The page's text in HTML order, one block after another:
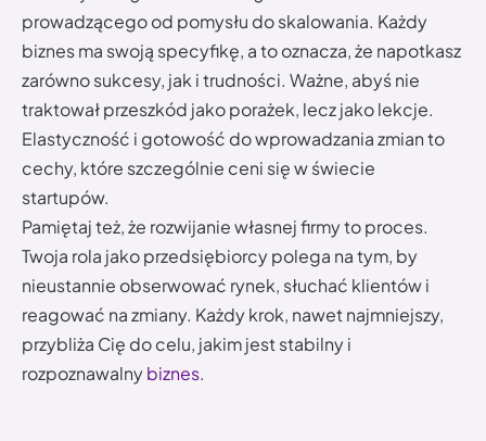
prowadzącego od pomysłu do skalowania. Każdy
biznes ma swoją specyfikę, a to oznacza, że napotkasz
zarówno sukcesy, jak i trudności. Ważne, abyś nie
traktował przeszkód jako porażek, lecz jako lekcje.
Elastyczność i gotowość do wprowadzania zmian to
cechy, które szczególnie ceni się w świecie
startupów.
Pamiętaj też, że rozwijanie własnej firmy to proces.
Twoja rola jako przedsiębiorcy polega na tym, by
nieustannie obserwować rynek, słuchać klientów i
reagować na zmiany. Każdy krok, nawet najmniejszy,
przybliża Cię do celu, jakim jest stabilny i
rozpoznawalnybiznes.